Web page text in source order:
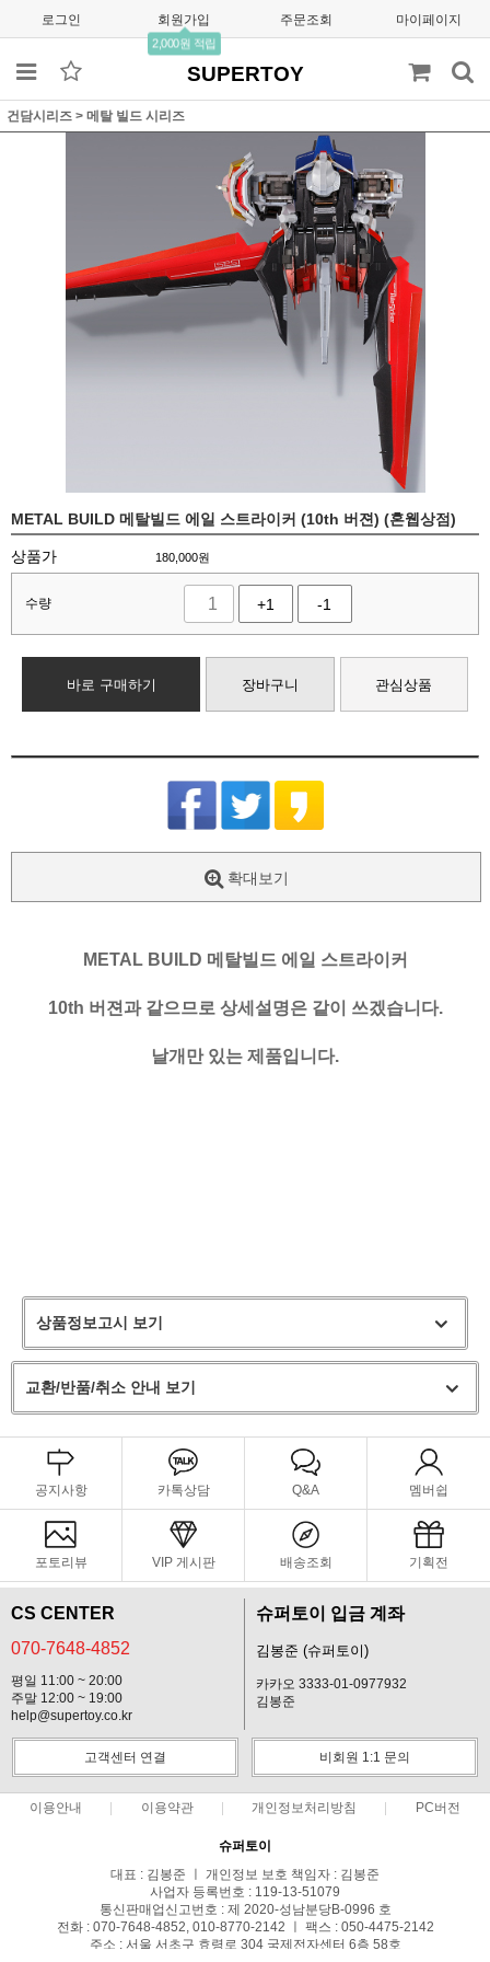
로그인 회원가입
2,000원 적립
주문조회 마이페이지
SUPERTOY
건담시리즈 > 메탈 빌드 시리즈
METAL BUILD 메탈빌드 에일 스트라이커 (10th 버젼) (혼웹상점)
상품가 180,000원
수량 +1 -1
바로 구매하기 장바구니 관심상품
확대보기
METAL BUILD 메탈빌드 에일 스트라이커
10th 버젼과 같으므로 상세설명은 같이 쓰겠습니다.
날개만 있는 제품입니다.
상품정보고시 보기
교환/반품/취소 안내 보기
공지사항 카톡상담 Q&A 멤버쉽
포토리뷰 VIP 게시판 배송조회 기획전
CS CENTER
070-7648-4852
평일 11:00 ~ 20:00
주말 12:00 ~ 19:00
help@supertoy.co.kr
슈퍼토이 입금 계좌
김봉준 (슈퍼토이)
카카오 3333-01-0977932
김봉준
고객센터 연결 비회원 1:1 문의
이용안내 이용약관 개인정보처리방침 PC버전
슈퍼토이
대표 : 김봉준 ㅣ 개인정보 보호 책임자 : 김봉준
사업자 등록번호 : 119-13-51079
통신판매업신고번호 : 제 2020-성남분당B-0996 호
전화 : 070-7648-4852, 010-8770-2142 ㅣ 팩스 : 050-4475-2142
주소 : 서울 서초구 효령로 304 국제전자센터 6층 58호